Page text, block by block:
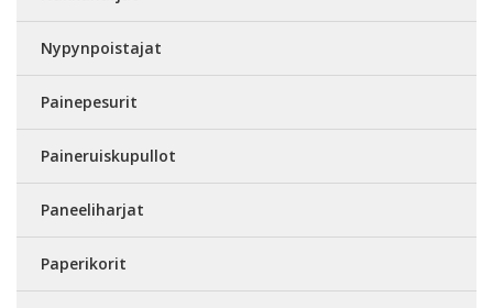
Nypynpoistajat
Painepesurit
Paineruiskupullot
Paneeliharjat
Paperikorit